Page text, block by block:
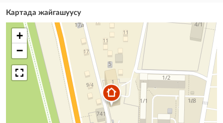
Картада жайгашуусу
+
−